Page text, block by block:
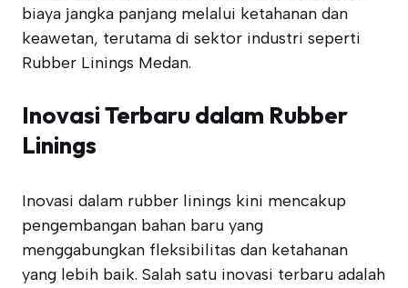
biaya jangka panjang melalui ketahanan dan
keawetan, terutama di sektor industri seperti
Rubber Linings Medan.
Inovasi Terbaru dalam Rubber
Linings
Inovasi dalam rubber linings kini mencakup
pengembangan bahan baru yang
menggabungkan fleksibilitas dan ketahanan
yang lebih baik. Salah satu inovasi terbaru adalah